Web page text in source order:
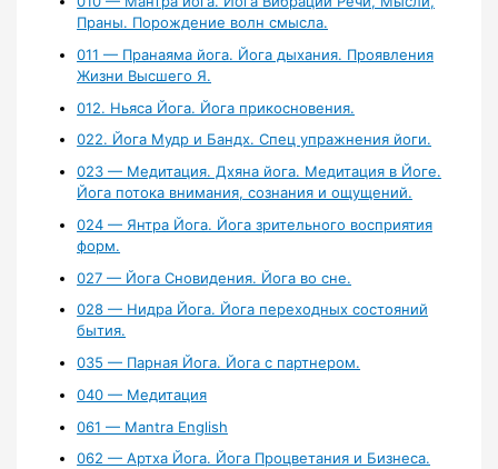
Праны. Порождение волн смысла.
011 — Пранаяма йога. Йога дыхания. Проявления
Жизни Высшего Я.
012. Ньяса Йога. Йога прикосновения.
022. Йога Мудр и Бандх. Спец упражнения йоги.
023 — Медитация. Дхяна йога. Медитация в Йоге.
Йога потока внимания, сознания и ощущений.
024 — Янтра Йога. Йога зрительного восприятия
форм.
027 — Йога Сновидения. Йога во сне.
028 — Нидра Йога. Йога переходных состояний
бытия.
035 — Парная Йога. Йога с партнером.
040 — Медитация
061 — Mantra English
062 — Артха Йога. Йога Процветания и Бизнеса.